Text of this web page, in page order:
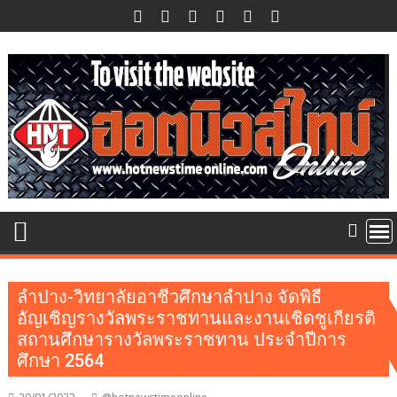
to
content
ลำปาง-วิทยาลัยอาชีวศึกษาลำปาง จัดพิธี
อัญเชิญรางวัลพระราชทานและงานเชิดชูเกียรติ
สถานศึกษารางวัลพระราชทาน ประจำปีการ
ศึกษา 2564